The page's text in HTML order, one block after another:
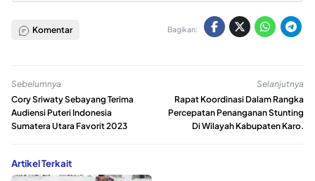
Komentar Bagikan:
Sebelumnya
Cory Sriwaty Sebayang Terima
Audiensi Puteri Indonesia
Sumatera Utara Favorit 2023
Selanjutnya
Rapat Koordinasi Dalam Rangka
Percepatan Penanganan Stunting
Di Wilayah Kabupaten Karo.
Artikel Terkait